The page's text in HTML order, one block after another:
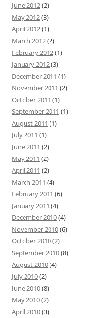
June 2012(2)
May 2012(3)
April 2012(1)
March 2012(2)
February 2012(1)
January 2012(3)
December 2011 (1)
November 2011 (2)
October 2011 (1)
September 2011 (1)
August 2011 (1)
July 2011 (1)
June 2011 (2)
May 2011 (2)
April 2011 (2)
March 2011 (4)
February 2011 (6)
January 2011 (4)
December 2010(4)
November 2010(6)
October 2010(2)
September 2010(8)
August 2010(4)
July 2010(2)
June 2010(8)
May 2010(2)
April 2010(3)